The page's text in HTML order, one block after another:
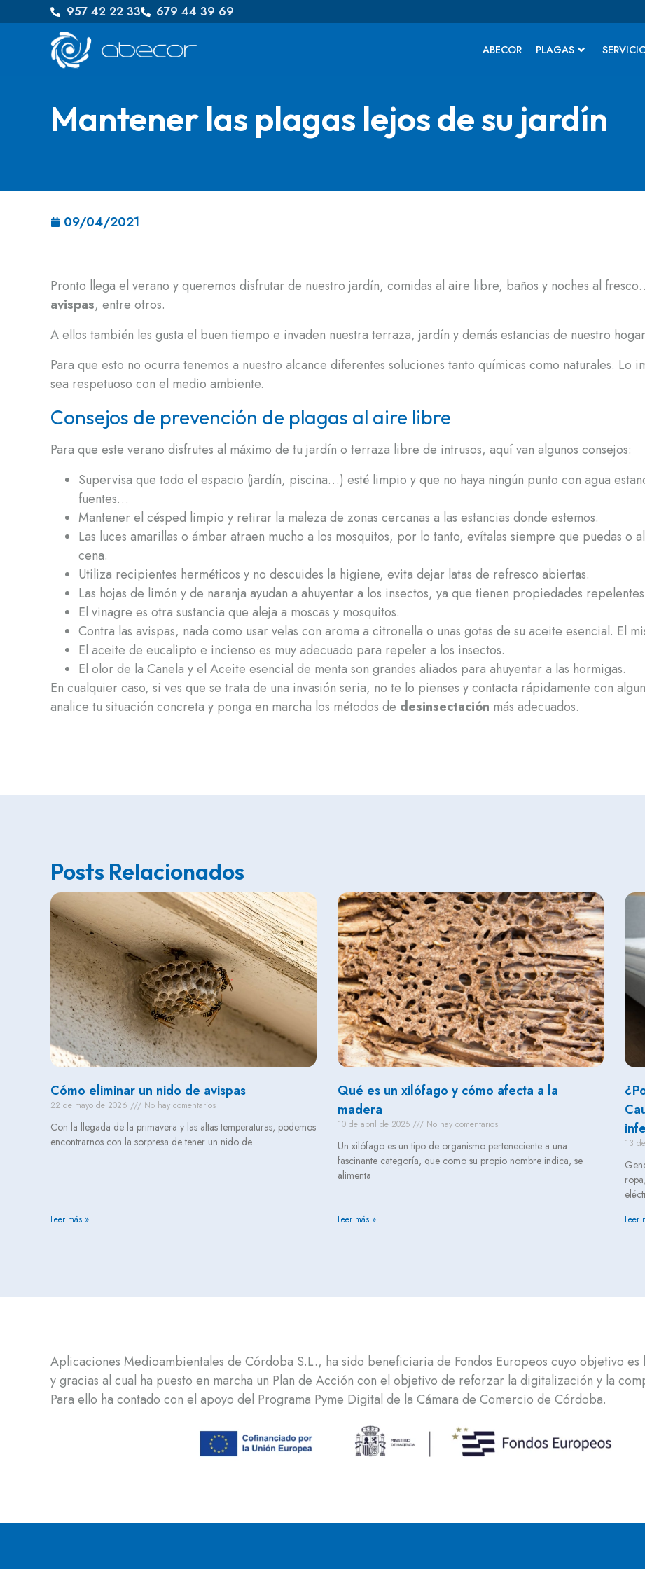
957 42 22 33 679 44 39 69
ABECOR PLAGAS
Mantener las plagas lejos de su jardín
09/04/2021
Pronto llega el verano y queremos disfrutar de nuestro jardín, comidas al aire libre, baños y noches al
avispas, entre otros.
A ellos también les gusta el buen tiempo e invaden nuestra terraza, jardín y demás estancias de nuestro
Para que esto no ocurra tenemos a nuestro alcance diferentes soluciones tanto químicas como naturales.
sea respetuoso con el medio ambiente.
Consejos de prevención de plagas al aire libre
Para que este verano disfrutes al máximo de tu jardín o terraza libre de intrusos, aquí van algunos consejos:
Supervisa que todo el espacio (jardín, piscina…) esté limpio y que no haya ningún punto con agua
fuentes…
Mantener el césped limpio y retirar la maleza de zonas cercanas a las estancias donde estemos.
Las luces amarillas o ámbar atraen mucho a los mosquitos, por lo tanto, evítalas siempre que puedas o
cena.
Utiliza recipientes herméticos y no descuides la higiene, evita dejar latas de refresco abiertas.
Las hojas de limón y de naranja ayudan a ahuyentar a los insectos, ya que tienen propiedades
El vinagre es otra sustancia que aleja a moscas y mosquitos.
Contra las avispas, nada como usar velas con aroma a citronella o unas gotas de su aceite esencial. El
El aceite de eucalipto e incienso es muy adecuado para repeler a los insectos.
El olor de la Canela y el Aceite esencial de menta son grandes aliados para ahuyentar a las hormigas.
En cualquier caso, si ves que se trata de una invasión seria, no te lo pienses y contacta rápidamente con
analice tu situación concreta y ponga en marcha los métodos de desinsectación más adecuados.
Posts Relacionados
Cómo eliminar un nido de avispas
22 de mayo de 2026 No hay comentarios
Con la llegada de la primavera y las altas temperaturas, podemos
encontrarnos con la sorpresa de tener un nido de
Leer más »
Qué es un xilófago y cómo afecta a la
madera
10 de abril de 2025 No hay comentarios
Un xilófago es un tipo de organismo perteneciente a una
fascinante categoría, que como su propio nombre indica, se
alimenta
Leer más »
13
Leer
Aplicaciones Medioambientales de Córdoba S.L., ha sido beneficiaria de Fondos Europeos cuyo objetivo
y gracias al cual ha puesto en marcha un Plan de Acción con el objetivo de reforzar la digitalización y la
Para ello ha contado con el apoyo del Programa Pyme Digital de la Cámara de Comercio de Córdoba.